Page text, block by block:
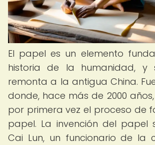
El papel es un elemento
historia de la humanidad, y
remonta a la antigua China.
donde, hace más de 2000
por primera vez el proceso de
papel. La invención del papel
Cai Lun, un funcionario de la